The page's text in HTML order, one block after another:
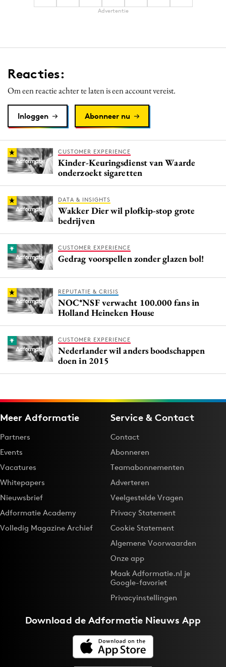
Advertentie
Reacties:
Om een reactie achter te laten is een account vereist.
Inloggen Abonneer nu
CUSTOMER EXPERIENCE
Kinder-Keuringsdienst van Waarde
onderzoekt sigaretten
DATA & INSIGHTS
Wakker Dier wil plofkip-stop grote
bedrijven
CUSTOMER EXPERIENCE
Gedrag voorspellen zonder glazen bol!
REPUTATIE & CRISIS
NOC*NSF verwacht 100.000 fans in
Holland Heineken House
CUSTOMER EXPERIENCE
Nederlander wil anders boodschappen
doen in 2015
Meer Adformatie
Partners
Events
Vacatures
Whitepapers
Nieuwsbrief
Adformatie Academy
Volledig Magazine Archief
Service & Contact
Contact
Abonneren
Teamabonnementen
Adverteren
Veelgestelde Vragen
Privacy Statement
Cookie Statement
Algemene Voorwaarden
Onze app
Maak Adformatie.nl je
Google-favoriet
Privacyinstellingen
Download deAdformatie Nieuws App